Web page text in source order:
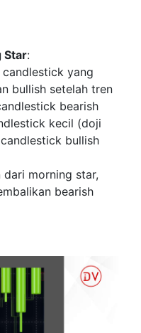
Star:
yang
bullish setelah tren
bearish
kecil (doji
bullish
dari morning star,
bearish